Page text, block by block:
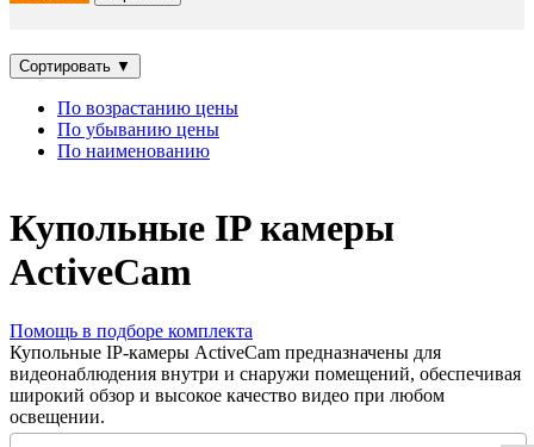
Сортировать ▼
По возрастанию цены
По убыванию цены
По наименованию
Купольные IP камеры
ActiveCam
Помощь в подборе комплекта
Купольные IP-камеры ActiveCam предназначены для
видеонаблюдения внутри и снаружи помещений, обеспечивая
широкий обзор и высокое качество видео при любом
освещении.